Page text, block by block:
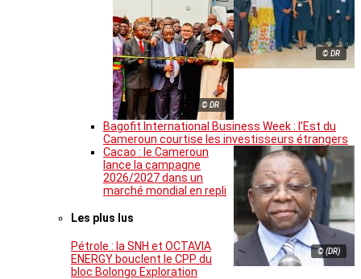
© DR
© DR
Bagofit International Business Week : l’Est du
Cameroun courtise les investisseurs étrangers
© (DR)
Cacao : le Cameroun
lance la campagne
2026/2027 dans un
marché mondial en repli
Les plus lus
Pétrole : la SNH et OCTAVIA
ENERGY bouclent le CPP du
bloc Bolongo Exploration